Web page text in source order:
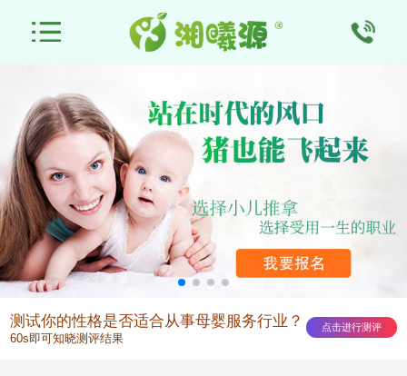
首
儿
推
拿
培
产
后
康
复
催
乳
师
月
嫂
师
测试你的性格是否适合从事母婴服务行业？
60s即可知晓测评结果
点击进行测评